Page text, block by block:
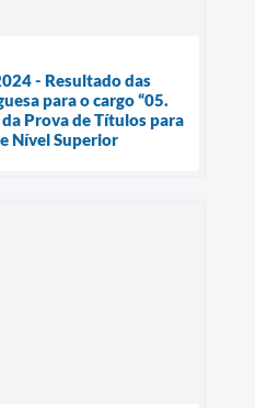
- Resultado das
para o cargo “05.
Prova de Títulos para
Nível Superior